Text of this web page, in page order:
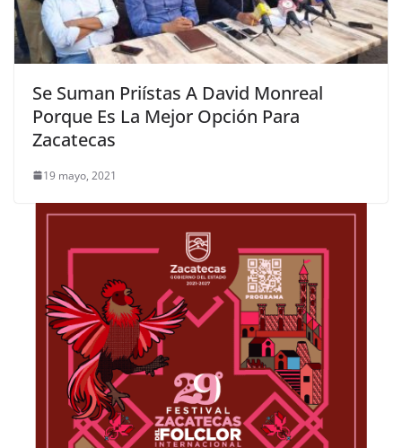
Se Suman Priístas A David Monreal
Porque Es La Mejor Opción Para
Zacatecas
19 mayo, 2021